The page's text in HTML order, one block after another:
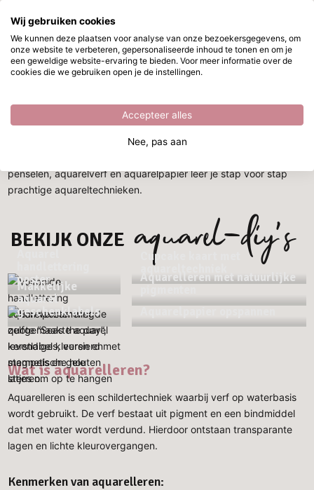
Ga naar hoofdinhoud
Direct uit voorraad leverbaar
Aquarelleren in 4 stappen
Aquarelleren in 4 stappen
aquarellerenen laat je creativiteit
penselen, aquarelverf en aquarelpapier leer je stap voor stap
prachtige aquareltechnieken.
BEKIJK ONZE aquarel-diy’s
poster
Makkelijke
aquarel
geschenklabels
Cupcake kaart met
aquareltechniek
Aquarelleren met natuurlijke
Wat is aquarelleren?
Aquarelleren is een schildertechniek waarbij verf op waterbasis
wordt gebruikt. De verf bestaat uit pigment en een bindmiddel
dat met water wordt verdund. Hierdoor ontstaan transparante
lagen en lichte kleurovergangen.
Kenmerken van aquarelleren:
Wij gebruiken cookies
We kunnen deze plaatsen voor analyse van onze bezoekersgegevens, om
onze website te verbeteren, gepersonaliseerde inhoud te tonen en om je
een geweldige website-ervaring te bieden. Voor meer informatie over de
cookies die we gebruiken open je de instellingen.
Accepteer alles
Nee, pas aan